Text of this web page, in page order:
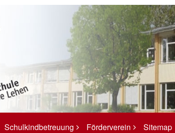
Schulkindbetreuung Förderverein Sitemap